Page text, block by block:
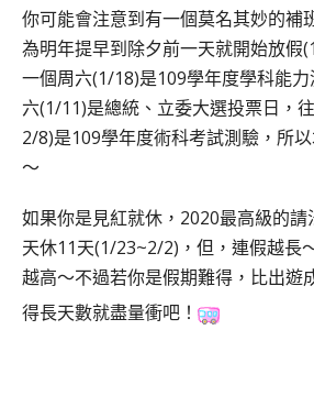
你可能會注意到有一個莫名其妙的補
為明年提早到除夕前一天就開始放假
一個周六(1/18)是109學年度學科能
六(1/11)是總統、立委大選投票日，
2/8)是109學年度術科考試測驗，所
～
如果你是見紅就休，2020最高級的
天休11天(1/23~2/2)，但，連假越長
越高～不過若你是假期難得，比出遊
得長天數就盡量衝吧！